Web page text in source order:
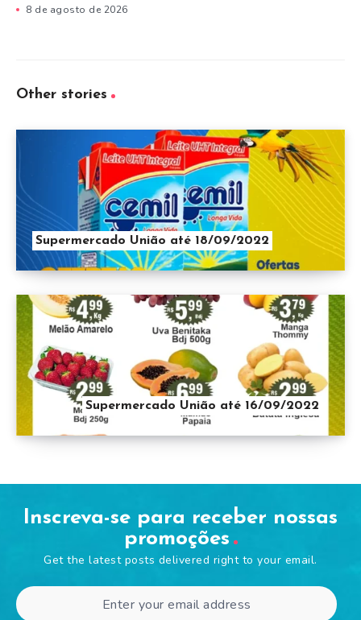
8 de agosto de 2026
Other stories
Supermercado União até 18/09/2022
Supermercado União até 16/09/2022
Inscreva-se para receber nossas
promoções
Get the latest posts delivered right to your email.